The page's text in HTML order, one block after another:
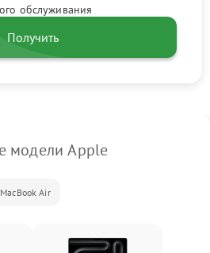
обслуживания
Получить
модели Apple
MacBook Air